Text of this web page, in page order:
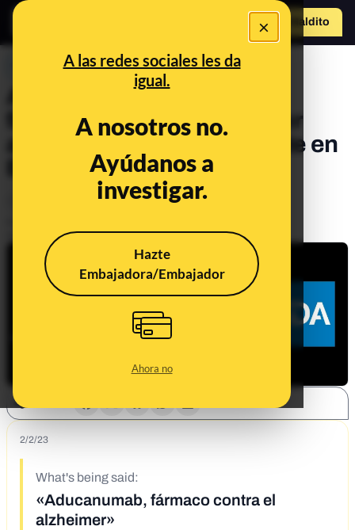
×
A las redes sociales les da
igual.
A nosotros no.
Ayúdanos a
investigar.
Hazte
Embajadora/Embajador
Ahora no
Hazte Maldito
PREBUNKING
Aducanumab, el polémico
fármaco contra el alzhéimer
aprobado condicionalmente en
Estados Unidos
Actualizado elFeb 18, 2022, 10:46:00 AM
2/2/23
What's being said:
«Aducanumab, fármaco contra el
alzheimer»